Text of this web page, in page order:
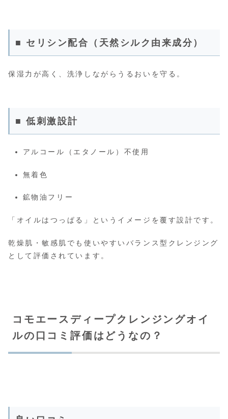
■ セリシン配合（天然シルク由来成分）
保湿力が高く、洗浄しながらうるおいを守る。
■ 低刺激設計
アルコール（エタノール）不使用
無着色
鉱物油フリー
「オイルはつっぱる」というイメージを覆す設計です。
乾燥肌・敏感肌でも使いやすいバランス型クレンジング
として評価されています。
コモエースディープクレンジングオイ
ルの口コミ評価はどうなの？